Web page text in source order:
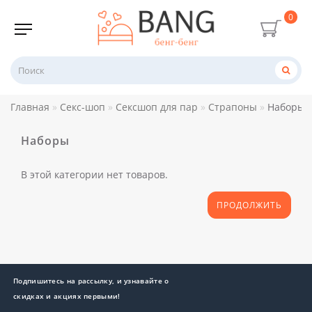
0
Главная Секс-шоп Сексшоп для пар Страпоны Наборы
Наборы
В этой категории нет товаров.
ПРОДОЛЖИТЬ
Подпишитесь на рассылку, и узнавайте о
скидках и акциях первыми!